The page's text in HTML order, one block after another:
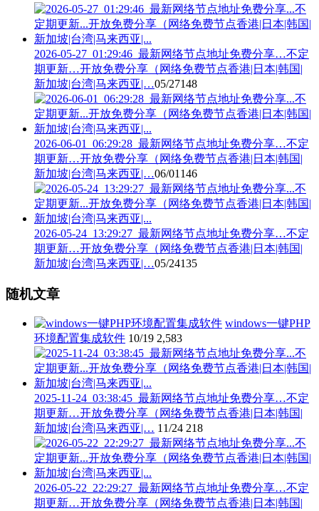
2026-05-27_01:29:46_最新网络节点地址免费分享…不定
期更新…开放免费分享（网络免费节点香港|日本|韩国|
新加坡|台湾|马来西亚|…05/27148
2026-06-01_06:29:28_最新网络节点地址免费分享…不定
期更新…开放免费分享（网络免费节点香港|日本|韩国|
新加坡|台湾|马来西亚|…06/01 146
2026-05-24_13:29:27_最新网络节点地址免费分享…不定
期更新…开放免费分享（网络免费节点香港|日本|韩国|
新加坡|台湾|马来西亚|…05/24135
随机文章
windows一键PHP
环境配置集成软件 10/19 2,583
2025-11-24_03:38:45_最新网络节点地址免费分享…不定
期更新…开放免费分享（网络免费节点香港|日本|韩国|
新加坡|台湾|马来西亚|… 11/24 218
2026-05-22_22:29:27_最新网络节点地址免费分享…不定
期更新…开放免费分享（网络免费节点香港|日本|韩国|